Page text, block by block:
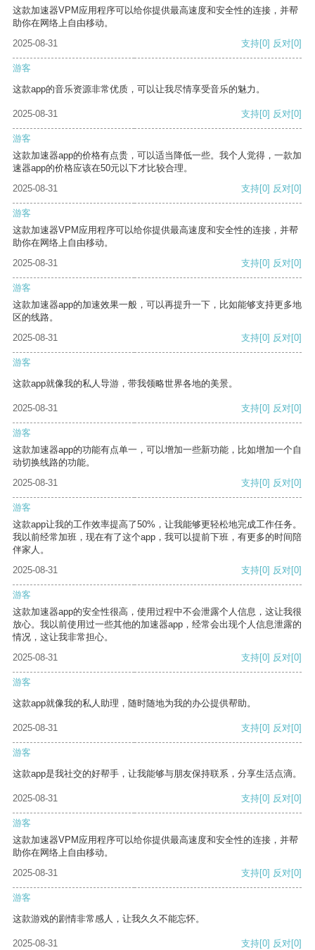
这款加速器VPM应用程序可以给你提供最高速度和安全性的连接，并帮
助你在网络上自由移动。
2025-08-31
支持[0] 反对[0]
游客
这款app的音乐资源非常优质，可以让我尽情享受音乐的魅力。
2025-08-31 支持[0] 反对[0]
游客
这款加速器app的价格有点贵，可以适当降低一些。我个人觉得，一款加
速器app的价格应该在50元以下才比较合理。
2025-08-31
支持[0] 反对[0]
游客
这款加速器VPM应用程序可以给你提供最高速度和安全性的连接，并帮
助你在网络上自由移动。
2025-08-31
支持[0] 反对[0]
游客
这款加速器app的加速效果一般，可以再提升一下，比如能够支持更多地
区的线路。
2025-08-31
支持[0] 反对[0]
游客
这款app就像我的私人导游，带我领略世界各地的美景。
2025-08-31 支持[0] 反对[0]
游客
这款加速器app的功能有点单一，可以增加一些新功能，比如增加一个自
动切换线路的功能。
2025-08-31
支持[0] 反对[0]
游客
这款app让我的工作效率提高了50%，让我能够更轻松地完成工作任务。
我以前经常加班，现在有了这个app，我可以提前下班，有更多的时间陪
伴家人。
2025-08-31
支持[0] 反对[0]
游客
这款加速器app的安全性很高，使用过程中不会泄露个人信息，这让我很
放心。我以前使用过一些其他的加速器app，经常会出现个人信息泄露的
情况，这让我非常担心。
2025-08-31
支持[0] 反对[0]
游客
这款app就像我的私人助理，随时随地为我的办公提供帮助。
2025-08-31 支持[0] 反对[0]
游客
这款app是我社交的好帮手，让我能够与朋友保持联系，分享生活点滴。
2025-08-31 支持[0] 反对[0]
游客
这款加速器VPM应用程序可以给你提供最高速度和安全性的连接，并帮
助你在网络上自由移动。
2025-08-31
支持[0] 反对[0]
游客
这款游戏的剧情非常感人，让我久久不能忘怀。
2025-08-31 支持[0] 反对[0]